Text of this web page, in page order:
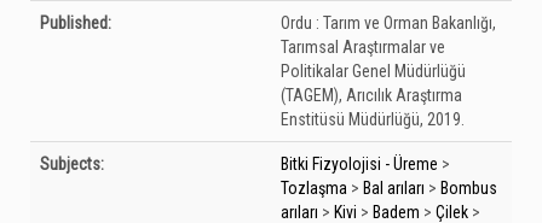
Published: Ordu : Tarım ve Orman Bakanlığı,
Tarımsal Araştırmalar ve
Politikalar Genel Müdürlüğü
(TAGEM), Arıcılık Araştırma
Enstitüsü Müdürlüğü, 2019.
Subjects: Bitki Fizyolojisi - Üreme >
Tozlaşma > Bal arıları > Bombus
arıları > Kivi > Badem > Çilek >